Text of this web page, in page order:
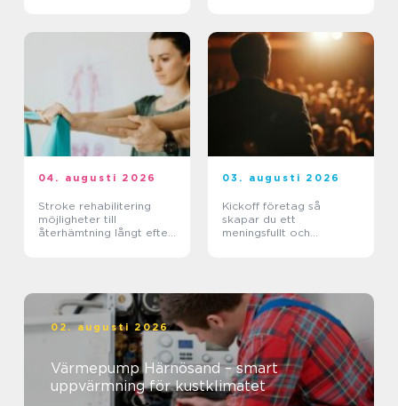
04. augusti 2026
Stroke rehabilitering
möjligheter till
återhämtning långt efter
03. augusti 2026
Kickoff företag så
skapar du ett
meningsfullt och
02. augusti 2026
Värmepump Härnösand – smart
uppvärmning för kustklimatet